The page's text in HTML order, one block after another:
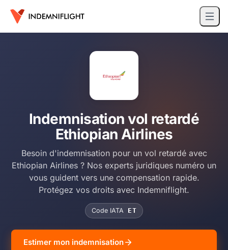
Indemnisation vol retardé
Ethiopian Airlines
Besoin d'indemnisation pour un vol retardé avec
Ethiopian Airlines ? Nos experts juridiques numéro un
vous guident vers une compensation rapide.
Protégez vos droits avec Indemniflight.
Code IATA ET
Estimer mon indemnisation